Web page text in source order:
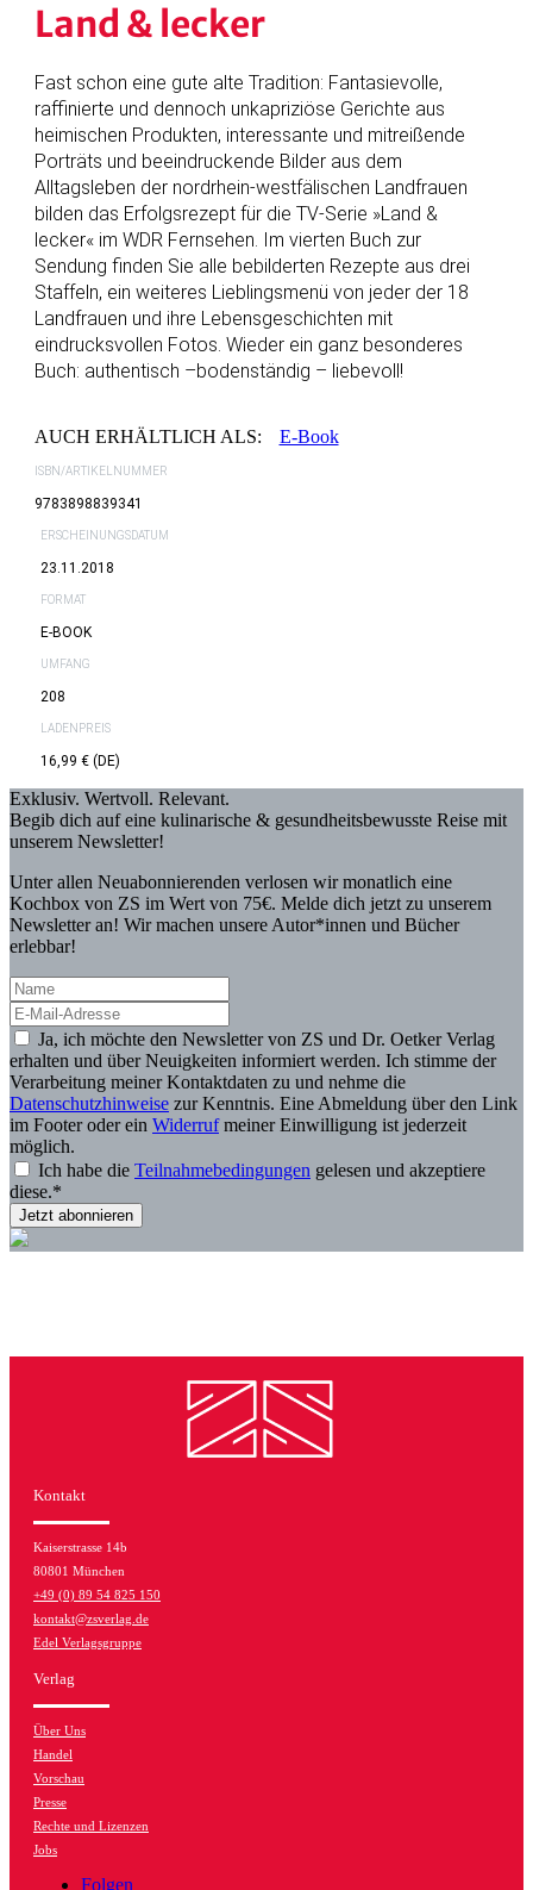
Land & lecker
Fast schon eine gute alte Tradition: Fantasievolle,
raffinierte und dennoch unkapriziöse Gerichte aus
heimischen Produkten, interessante und mitreißende
Porträts und beeindruckende Bilder aus dem
Alltagsleben der nordrhein-westfälischen Landfrauen
bilden das Erfolgsrezept für die TV-Serie »Land &
lecker« im WDR Fernsehen. Im vierten Buch zur
Sendung finden Sie alle bebilderten Rezepte aus drei
Staffeln, ein weiteres Lieblingsmenü von jeder der 18
Landfrauen und ihre Lebensgeschichten mit
eindrucksvollen Fotos. Wieder ein ganz besonderes
Buch: authentisch –bodenständig – liebevoll!
AUCH ERHÄLTLICH ALS: E-Book
ISBN/ARTIKELNUMMER
9783898839341
ERSCHEINUNGSDATUM
23.11.2018
FORMAT
E-BOOK
UMFANG
208
LADENPREIS
16,99 € (DE)
Exklusiv. Wertvoll. Relevant.
Begib dich auf eine kulinarische & gesundheitsbewusste Reise mit
unserem Newsletter!
Unter allen Neuabonnierenden verlosen wir monatlich eine
Kochbox von ZS im Wert von 75€. Melde dich jetzt zu unserem
Newsletter an! Wir machen unsere Autor*innen und Bücher
erlebbar!
Ja, ich möchte den Newsletter von ZS und Dr. Oetker Verlag
erhalten und über Neuigkeiten informiert werden. Ich stimme der
Verarbeitung meiner Kontaktdaten zu und nehme die
Datenschutzhinweise zur Kenntnis. Eine Abmeldung über den Link
im Footer oder ein Widerrufmeiner Einwilligung ist jederzeit
möglich.
Ich habe die Teilnahmebedingungen gelesen und akzeptiere
diese.*
Kontakt
Kaiserstrasse 14b
80801 München
+49 (0) 89 54 825 150
kontakt@zsverlag.de
Edel Verlagsgruppe
Verlag
Über Uns
Handel
Vorschau
Presse
Rechte und Lizenzen
Jobs
Folgen